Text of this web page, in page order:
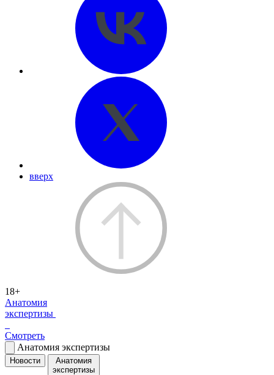
вверх
18+
Анатомия
экспертизы
Смотреть
Анатомия экспертизы
Новости
Анатомия
экспертизы